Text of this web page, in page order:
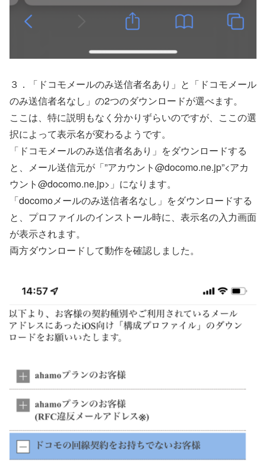
３．「ドコモメールのみ送信者名あり」と「ドコモメール
のみ送信者名なし」の2つのダウンロードが選べます。
ここは、特に説明もなく分かりずらいのですが、ここの選
択によって表示名が変わるようです。
「ドコモメールのみ送信者名あり」をダウンロードする
と、メール送信元が「”アカウント@docomo.ne.jp”<アカ
ウント@docomo.ne.jp>」になります。
「docomoメールのみ送信者名なし」をダウンロードする
と、プロファイルのインストール時に、表示名の入力画面
が表示されます。
両方ダウンロードして動作を確認しました。